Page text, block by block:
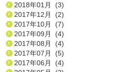
2018年01月 (3)
2017年12月 (2)
2017年10月 (7)
2017年09月 (4)
2017年08月 (4)
2017年07月 (5)
2017年06月 (4)